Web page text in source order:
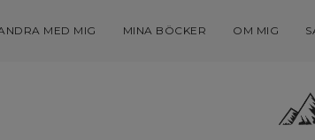
MED MIG MINA BÖCKER OM MIG